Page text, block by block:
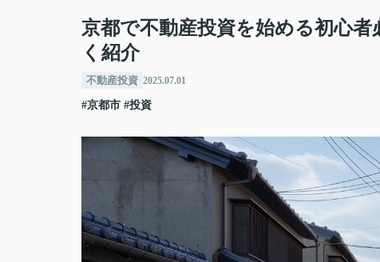
京都で不動産投資を始める初心
く紹介
不動産投資 2025.07.01
#京都市 #投資